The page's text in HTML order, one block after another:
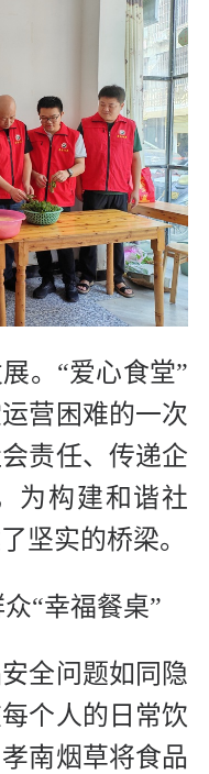
。“爱心食堂”
营困难的一次
责任、传递企
为构建和谐社
坚实的桥梁。
“幸福餐桌”
全问题如同隐
个人的日常饮
南烟草将食品